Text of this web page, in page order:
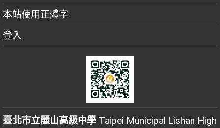
本站使用正體字
登入
臺北市立麗山高級中學 Taipei Municipal Lishan High